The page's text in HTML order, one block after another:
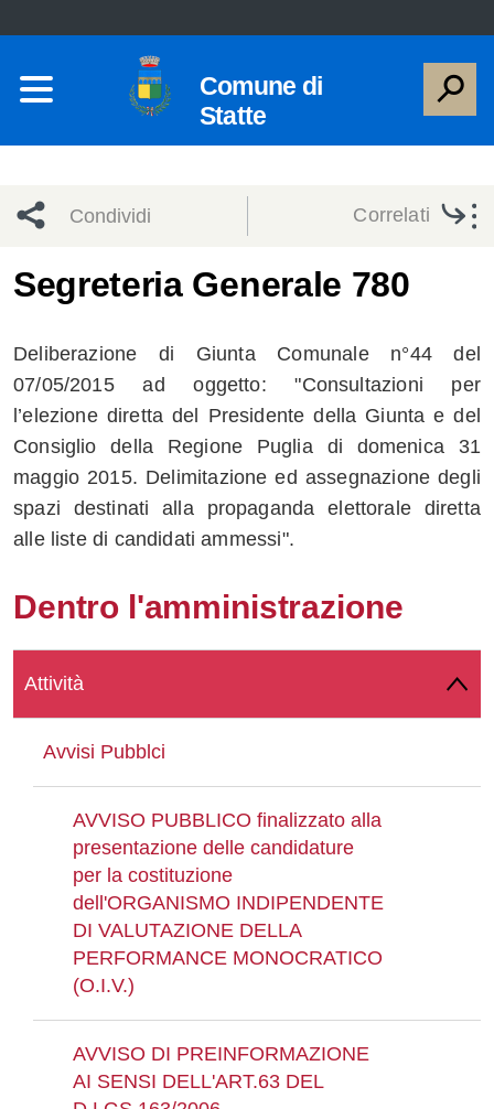
Comune di
Statte
Condividi
network
Condividi
Condividi
Facebook
su
Twitter
Condividi
su
Facebook
Condividi
su
Whatsapp
Correlati
Segreteria Generale 780
Deliberazione di Giunta Comunale n°44 del
07/05/2015 ad oggetto: "Consultazioni per
l’elezione diretta del Presidente della Giunta e del
Consiglio della Regione Puglia di domenica 31
maggio 2015. Delimitazione ed assegnazione degli
spazi destinati alla propaganda elettorale diretta
alle liste di candidati ammessi".
Dentro l'amministrazione
Attività
Avvisi Pubblci
AVVISO PUBBLICO finalizzato alla
presentazione delle candidature
per la costituzione
dell'ORGANISMO INDIPENDENTE
DI VALUTAZIONE DELLA
PERFORMANCE MONOCRATICO
(O.I.V.)
AVVISO DI PREINFORMAZIONE
AI SENSI DELL'ART.63 DEL